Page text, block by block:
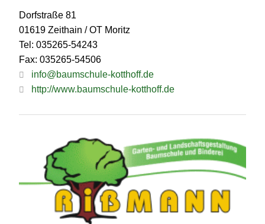
Dorfstraße 81
01619 Zeithain / OT Moritz
Tel: 035265-54243
Fax: 035265-54506
info@baumschule-kotthoff.de
http://www.baumschule-kotthoff.de